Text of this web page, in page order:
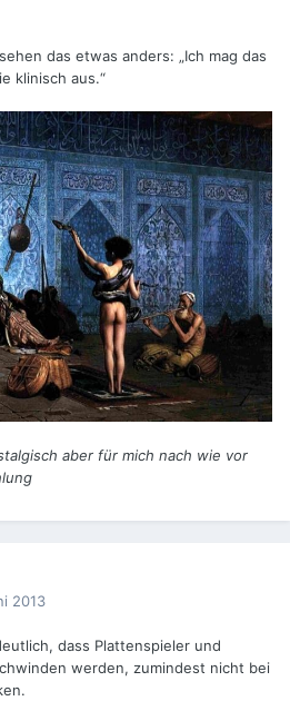
das etwas anders: „Ich mag das
klinisch aus.“
aber für mich nach wie vor
2013
dass Plattenspieler und
werden, zumindest nicht bei